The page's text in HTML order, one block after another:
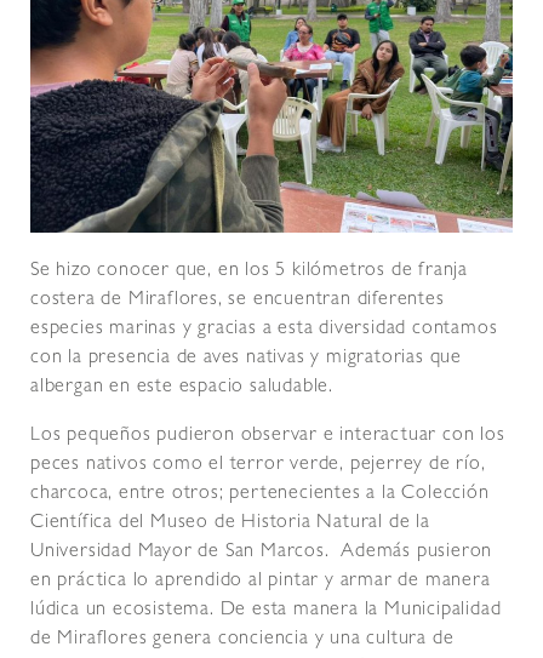
Se hizo conocer que, en los 5 kilómetros de franja
costera de Miraflores, se encuentran diferentes
especies marinas y gracias a esta diversidad contamos
con la presencia de aves nativas y migratorias que
albergan en este espacio saludable.
Los pequeños pudieron observar e interactuar con los
peces nativos como el terror verde, pejerrey de río,
charcoca, entre otros; pertenecientes a la Colección
Científica del Museo de Historia Natural de la
Universidad Mayor de San Marcos. Además pusieron
en práctica lo aprendido al pintar y armar de manera
lúdica un ecosistema. De esta manera la Municipalidad
de Miraflores genera conciencia y una cultura de